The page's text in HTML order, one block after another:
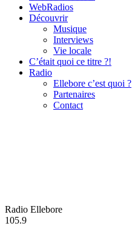
WebRadios
Découvrir
Musique
Interviews
Vie locale
C’était quoi ce titre ?!
Radio
Ellebore c’est quoi ?
Partenaires
Contact
Radio Ellebore
105.9